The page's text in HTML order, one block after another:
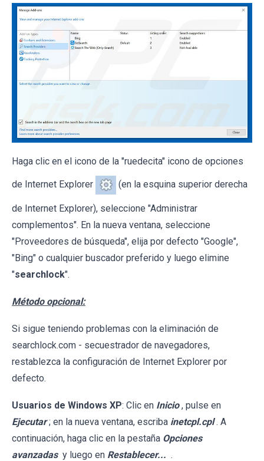
Haga clic en el icono de la "ruedecita" icono de opciones
de Internet Explorer (en la esquina superior derecha
de Internet Explorer), seleccione "Administrar
complementos". En la nueva ventana, seleccione
"Proveedores de búsqueda", elija por defecto "Google",
"Bing" o cualquier buscador preferido y luego elimine
"searchlock".
Método opcional:
Si sigue teniendo problemas con la eliminación de
searchlock.com - secuestrador de navegadores,
restablezca la configuración de Internet Explorer por
defecto.
Usuarios de Windows XP: Clic en Inicio , pulse en
Ejecutar ; en la nueva ventana, escriba inetcpl.cpl . A
continuación, haga clic en la pestaña Opciones
avanzadas y luego en Restablecer... .